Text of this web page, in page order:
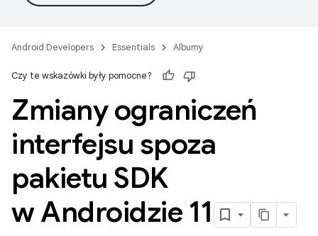
Android Developers Essentials Albumy
Czy te wskazówki były pomocne?
Zmiany ograniczeń
interfejsu spoza
pakietu SDK
w Androidzie 11